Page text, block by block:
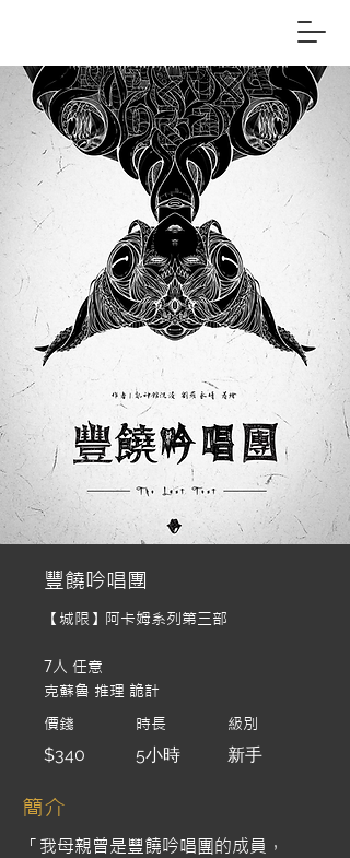
豐饒吟唱團
【城限】阿卡姆系列第三部
7人 任意
克蘇魯 推理 詭計
價錢
時長 級別
$340 5小時 新手
​簡介
「我母親曾是豐饒吟唱團的成員，